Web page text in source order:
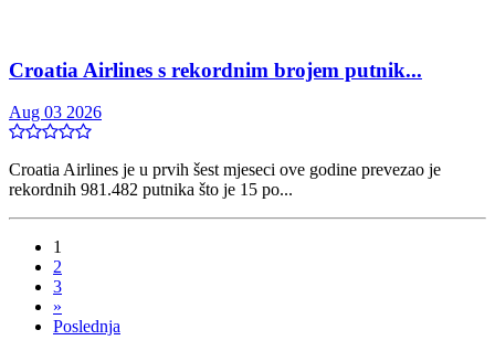
Croatia Airlines s rekordnim brojem putnik...
Aug 03 2026
Croatia Airlines je u prvih šest mjeseci ove godine prevezao je
rekordnih 981.482 putnika što je 15 po...
1
2
3
»
Poslednja